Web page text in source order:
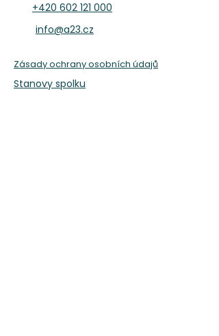
+420 602 121 000
info@a23.cz
Zásady ochrany osobních údajů
Stanovy spolku